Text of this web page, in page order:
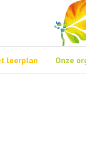
leerplan Onze